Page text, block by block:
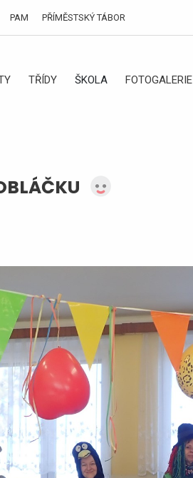
PAM PŘÍMĚSTSKÝ TÁBOR
TŘÍDY ŠKOLA FOTOGALERIE